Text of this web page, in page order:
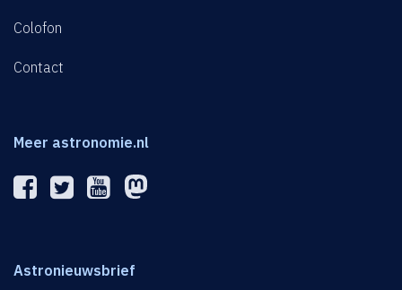
Colofon
Contact
Meer astronomie.nl
Astronieuwsbrief